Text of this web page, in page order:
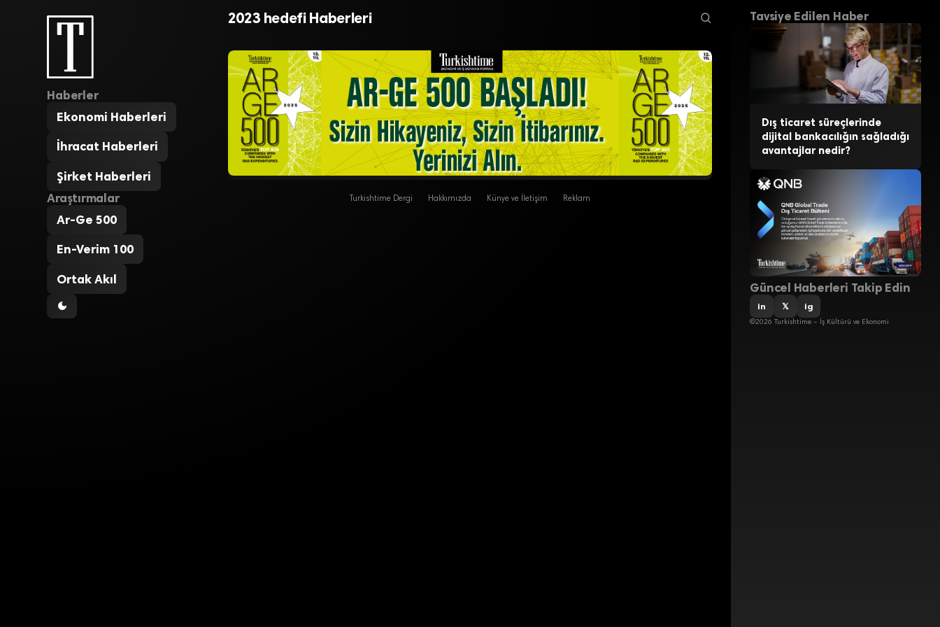
Haberler
Ekonomi Haberleri
İhracat Haberleri
Şirket Haberleri
Araştırmalar
Ar-Ge 500
En-Verim 100
Ortak Akıl
2023 hedefi Haberleri
ihracat
Turkishtime Dergi Hakkımızda Künye ve İletişim Reklam
Tavsiye Edilen Haber
Dış ticaret süreçlerinde
dijital bankacılığın sağladığı
avantajlar nedir?
Güncel Haberleri Takip Edin
in 𝕏 ig
©2026 Turkishtime – İş Kültürü ve Ekonomi